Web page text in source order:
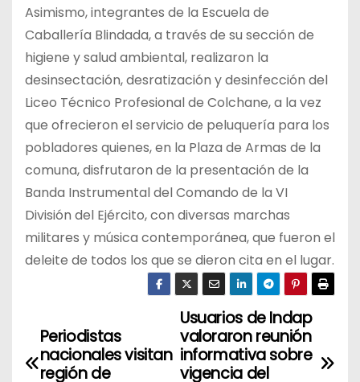
Asimismo, integrantes de la Escuela de
Caballería Blindada, a través de su sección de
higiene y salud ambiental, realizaron la
desinsectación, desratización y desinfección del
Liceo Técnico Profesional de Colchane, a la vez
que ofrecieron el servicio de peluquería para los
pobladores quienes, en la Plaza de Armas de la
comuna, disfrutaron de la presentación de la
Banda Instrumental del Comando de la VI
División del Ejército, con diversas marchas
militares y música contemporánea, que fueron el
deleite de todos los que se dieron cita en el lugar.
N
a
Usuarios de Indap
valoraron reunión
informativa sobre
vigencia del
Periodistas
nacionales visitan
región de